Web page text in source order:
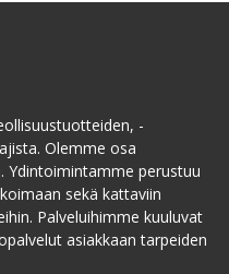
-
Olemme osa
Ydintoimintamme perustuu
sekä kattaviin
Palveluihimme kuuluvat
asiakkaan tarpeiden